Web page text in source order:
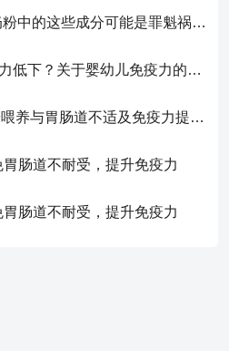
宝宝胃肠道不适？奶粉中的这些成分可能是罪魁祸首！
宝宝总生病就是免疫力低下？关于婴幼儿免疫力的真相，家长必须了解！
宝宝喂养难题：奶粉喂养与胃肠道不适及免疫力提升的奥秘
肠道不耐受，提升免疫力
肠道不耐受，提升免疫力